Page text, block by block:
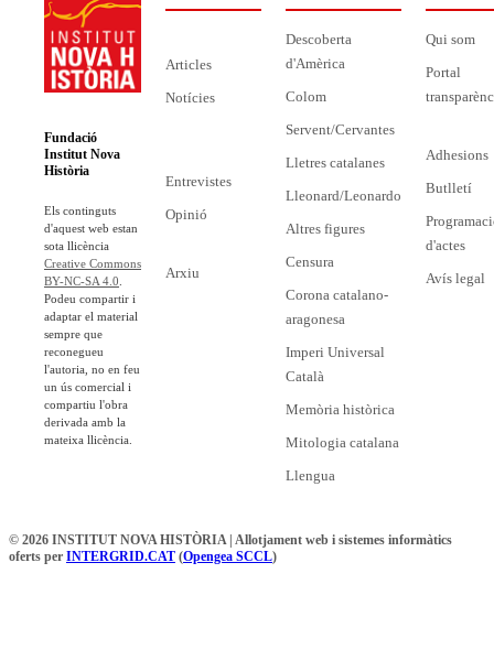
Fundació
Institut Nova
Història
Els continguts
d'aquest web estan
sota llicència
Creative Commons
BY-NC-SA 4.0
Podeu compartir i
adaptar el material
sempre que
reconegueu
l'autoria, no en feu
un ús comercial i
compartiu l'obra
derivada amb la
mateixa llicència.
Articles
Notícies
Entrevistes
Opinió
Arxiu
Descoberta
d'Amèrica
Colom
Servent/Cervantes
Lletres catalanes
Lleonard/Leonardo
Altres figures
Censura
Corona catalano-
aragonesa
Imperi Universal
Català
Memòria històrica
Mitologia catalana
Llengua
Qui som
Portal
Adhesions
Butlletí
d'actes
Avís legal
© 2026 INSTITUT NOVA HISTÒRIA | Allotjament web i sistemes informàtics
oferts per INTERGRID.CAT (Opengea SCCL)